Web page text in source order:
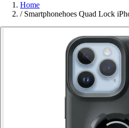
Home
/ Smartphonehoes Quad Lock